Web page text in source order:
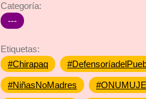
Categoría:
---
Etiquetas:
#Chirapaq
#NiñasNoMadres